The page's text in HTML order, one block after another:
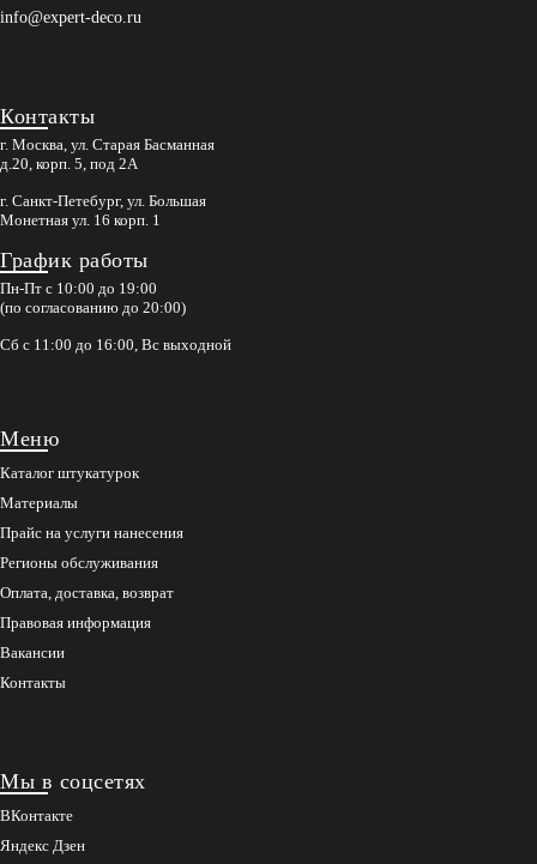
info@expert-deco.ru
Контакты
г. Москва, ул. Старая Басманная
д.20, корп. 5, под 2А
г. Санкт-Петебург, ул. Большая
Монетная ул. 16 корп. 1
График работы
Пн-Пт с 10:00 до 19:00
(по согласованию до 20:00)
Сб с 11:00 до 16:00, Вс выходной
Меню
Каталог штукатурок
Материалы
Прайс на услуги нанесения
Регионы обслуживания
Оплата, доставка, возврат
Правовая информация
Вакансии
Контакты
Мы в соцсетях
ВКонтакте
Яндекс Дзен